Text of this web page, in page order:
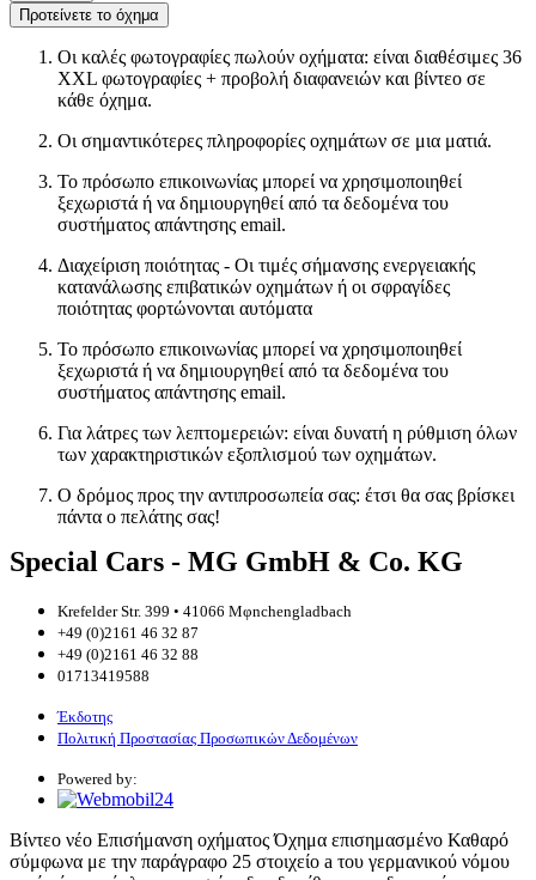
Προτείνετε το όχημα
Οι καλές φωτογραφίες πωλούν οχήματα: είναι διαθέσιμες 36
XXL φωτογραφίες + προβολή διαφανειών και βίντεο σε
κάθε όχημα.
Οι σημαντικότερες πληροφορίες οχημάτων σε μια ματιά.
Το πρόσωπο επικοινωνίας μπορεί να χρησιμοποιηθεί
ξεχωριστά ή να δημιουργηθεί από τα δεδομένα του
συστήματος απάντησης email.
Διαχείριση ποιότητας - Οι τιμές σήμανσης ενεργειακής
κατανάλωσης επιβατικών οχημάτων ή οι σφραγίδες
ποιότητας φορτώνονται αυτόματα
Το πρόσωπο επικοινωνίας μπορεί να χρησιμοποιηθεί
ξεχωριστά ή να δημιουργηθεί από τα δεδομένα του
συστήματος απάντησης email.
Για λάτρες των λεπτομερειών: είναι δυνατή η ρύθμιση όλων
των χαρακτηριστικών εξοπλισμού των οχημάτων.
Ο δρόμος προς την αντιπροσωπεία σας: έτσι θα σας βρίσκει
πάντα ο πελάτης σας!
Special Cars - MG GmbH & Co. KG
Krefelder Str. 399 • 41066 Mφnchengladbach
+49 (0)2161 46 32 87
+49 (0)2161 46 32 88
01713419588
Έκδοτης
Πολιτική Προστασίας Προσωπικών Δεδομένων
Powered by:
Βίντεο νέο Επισήμανση οχήματος Όχημα επισημασμένο Καθαρό
σύμφωνα με την παράγραφο 25 στοιχείο a του γερμανικού νόμου